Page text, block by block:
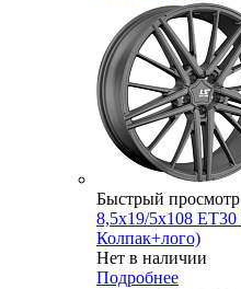
Быстрый просмотр
8,5x19/5x108
Колпак+лого)
Нет в наличии
Подробнее